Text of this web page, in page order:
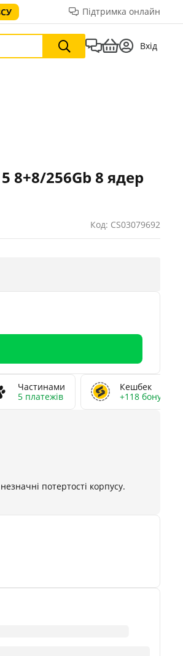
Підтримка онлайн
Вхід
8+8/256Gb 8 ядер
Код: CS03079692
Частинами
5 платежів
Кешбек
+118 бонусів
потертості корпусу.